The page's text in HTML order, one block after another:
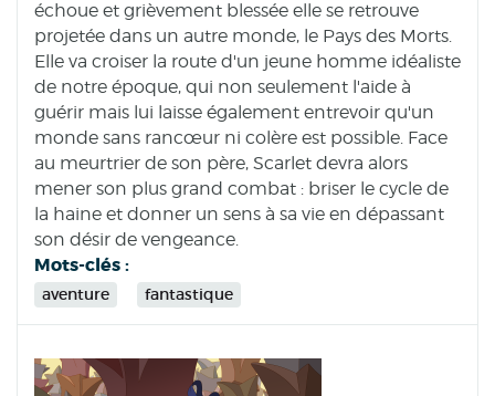
échoue et grièvement blessée elle se retrouve
projetée dans un autre monde, le Pays des Morts.
Elle va croiser la route d'un jeune homme idéaliste
de notre époque, qui non seulement l'aide à
guérir mais lui laisse également entrevoir qu'un
monde sans rancœur ni colère est possible. Face
au meurtrier de son père, Scarlet devra alors
mener son plus grand combat : briser le cycle de
la haine et donner un sens à sa vie en dépassant
son désir de vengeance.
Mots-clés :
aventure fantastique